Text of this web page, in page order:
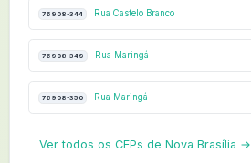
76908-344 Rua Castelo Branco
76908-349 Rua Maringá
76908-350 Rua Maringá
Ver todos os CEPs de Nova Brasília →